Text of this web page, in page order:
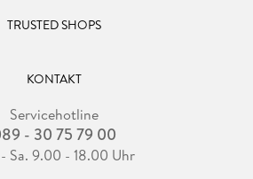
TRUSTED SHOPS
KONTAKT
Servicehotline
- 30 75 79 00
Sa. 9.00 - 18.00 Uhr